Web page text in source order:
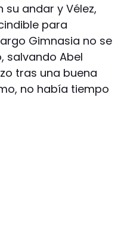
andar y Vélez,
para
Gimnasia no se
salvando Abel
tras una buena
no había tiempo